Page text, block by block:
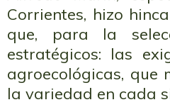
Corrientes, hizo
que, para la
estratégicos: las
agroecológicas, que
la variedad en cada